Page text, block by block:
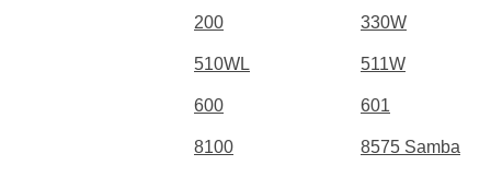
200 330W
510WL 511W
600 601
8100 8575 Samba